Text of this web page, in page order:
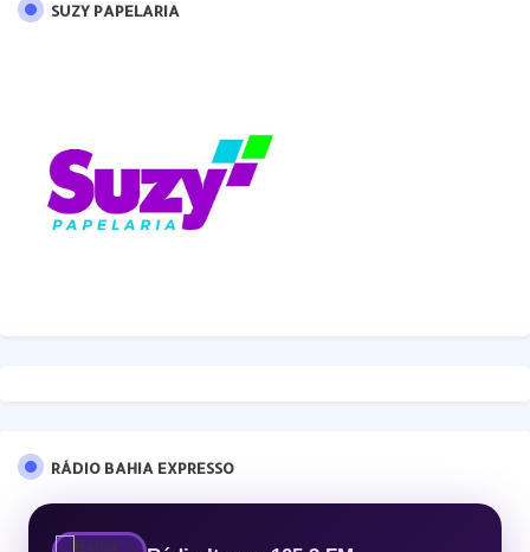
SUZY PAPELARIA
RÁDIO BAHIA EXPRESSO